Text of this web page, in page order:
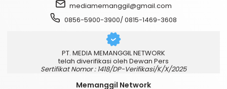
mediamemanggil@gmail.com
0856-5900-3900/ 0815-1469-3608
PT. MEDIA MEMANGGIL NETWORK
telah diverifikasi oleh Dewan Pers
Sertifikat Nomor : 1418/DP-Verifikasi/K/X/2025
Memanggil Network